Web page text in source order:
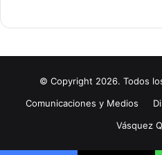
© Copyright 2026. Todos
Comunicaciones y Medios
Vásquez